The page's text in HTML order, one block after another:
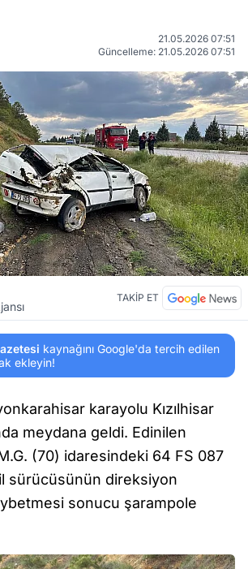
21.05.2026 07:51
Güncelleme: 21.05.2026 07:51
TAKİP ET
kaynağını Google'da tercih edilen
ekleyin!
karayolu Kızılhisar
meydana geldi. Edinilen
(70) idaresindeki 64 FS 087
sürücüsünün direksiyon
sonucu şarampole